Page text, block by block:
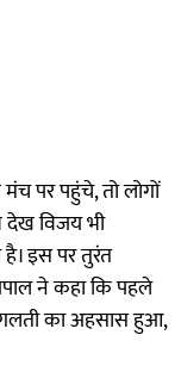
पर पहुंचे, तो लोगों
देख विजय भी
इस पर तुरंत
ने कहा कि पहले
का अहसास हुआ,